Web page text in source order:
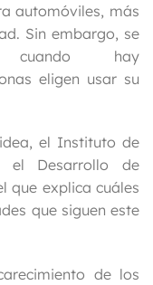
automóviles, más
Sin embargo, se
hay
eligen usar su
el Instituto de
el Desarrollo de
que explica cuáles
que siguen este
de los